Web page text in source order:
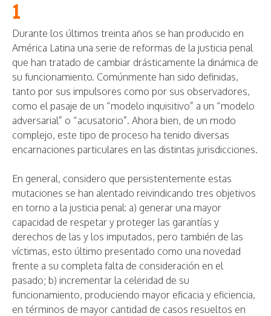
1
Durante los últimos treinta años se han producido en
América Latina una serie de reformas de la justicia penal
que han tratado de cambiar drásticamente la dinámica de
su funcionamiento. Comúnmente han sido definidas,
tanto por sus impulsores como por sus observadores,
como el pasaje de un “modelo inquisitivo” a un “modelo
adversarial” o “acusatorio”. Ahora bien, de un modo
complejo, este tipo de proceso ha tenido diversas
encarnaciones particulares en las distintas jurisdicciones.
En general, considero que persistentemente estas
mutaciones se han alentado reivindicando tres objetivos
en torno a la justicia penal: a) generar una mayor
capacidad de respetar y proteger las garantías y
derechos de las y los imputados, pero también de las
víctimas, esto último presentado como una novedad
frente a su completa falta de consideración en el
pasado; b) incrementar la celeridad de su
funcionamiento, produciendo mayor eficacia y eficiencia,
en términos de mayor cantidad de casos resueltos en